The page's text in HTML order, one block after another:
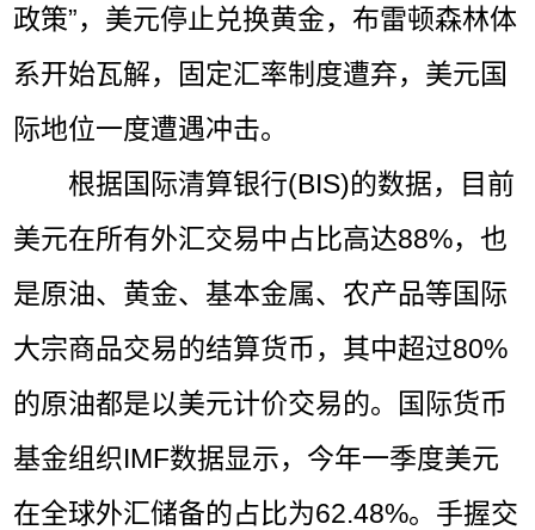
政策”，美元停止兑换黄金，布雷顿森林体
系开始瓦解，固定汇率制度遭弃，美元国
际地位一度遭遇冲击。
根据国际清算银行(BIS)的数据，目前
美元在所有外汇交易中占比高达88%，也
是原油、黄金、基本金属、农产品等国际
大宗商品交易的结算货币，其中超过80%
的原油都是以美元计价交易的。国际货币
基金组织IMF数据显示，今年一季度美元
在全球外汇储备的占比为62.48%。手握交